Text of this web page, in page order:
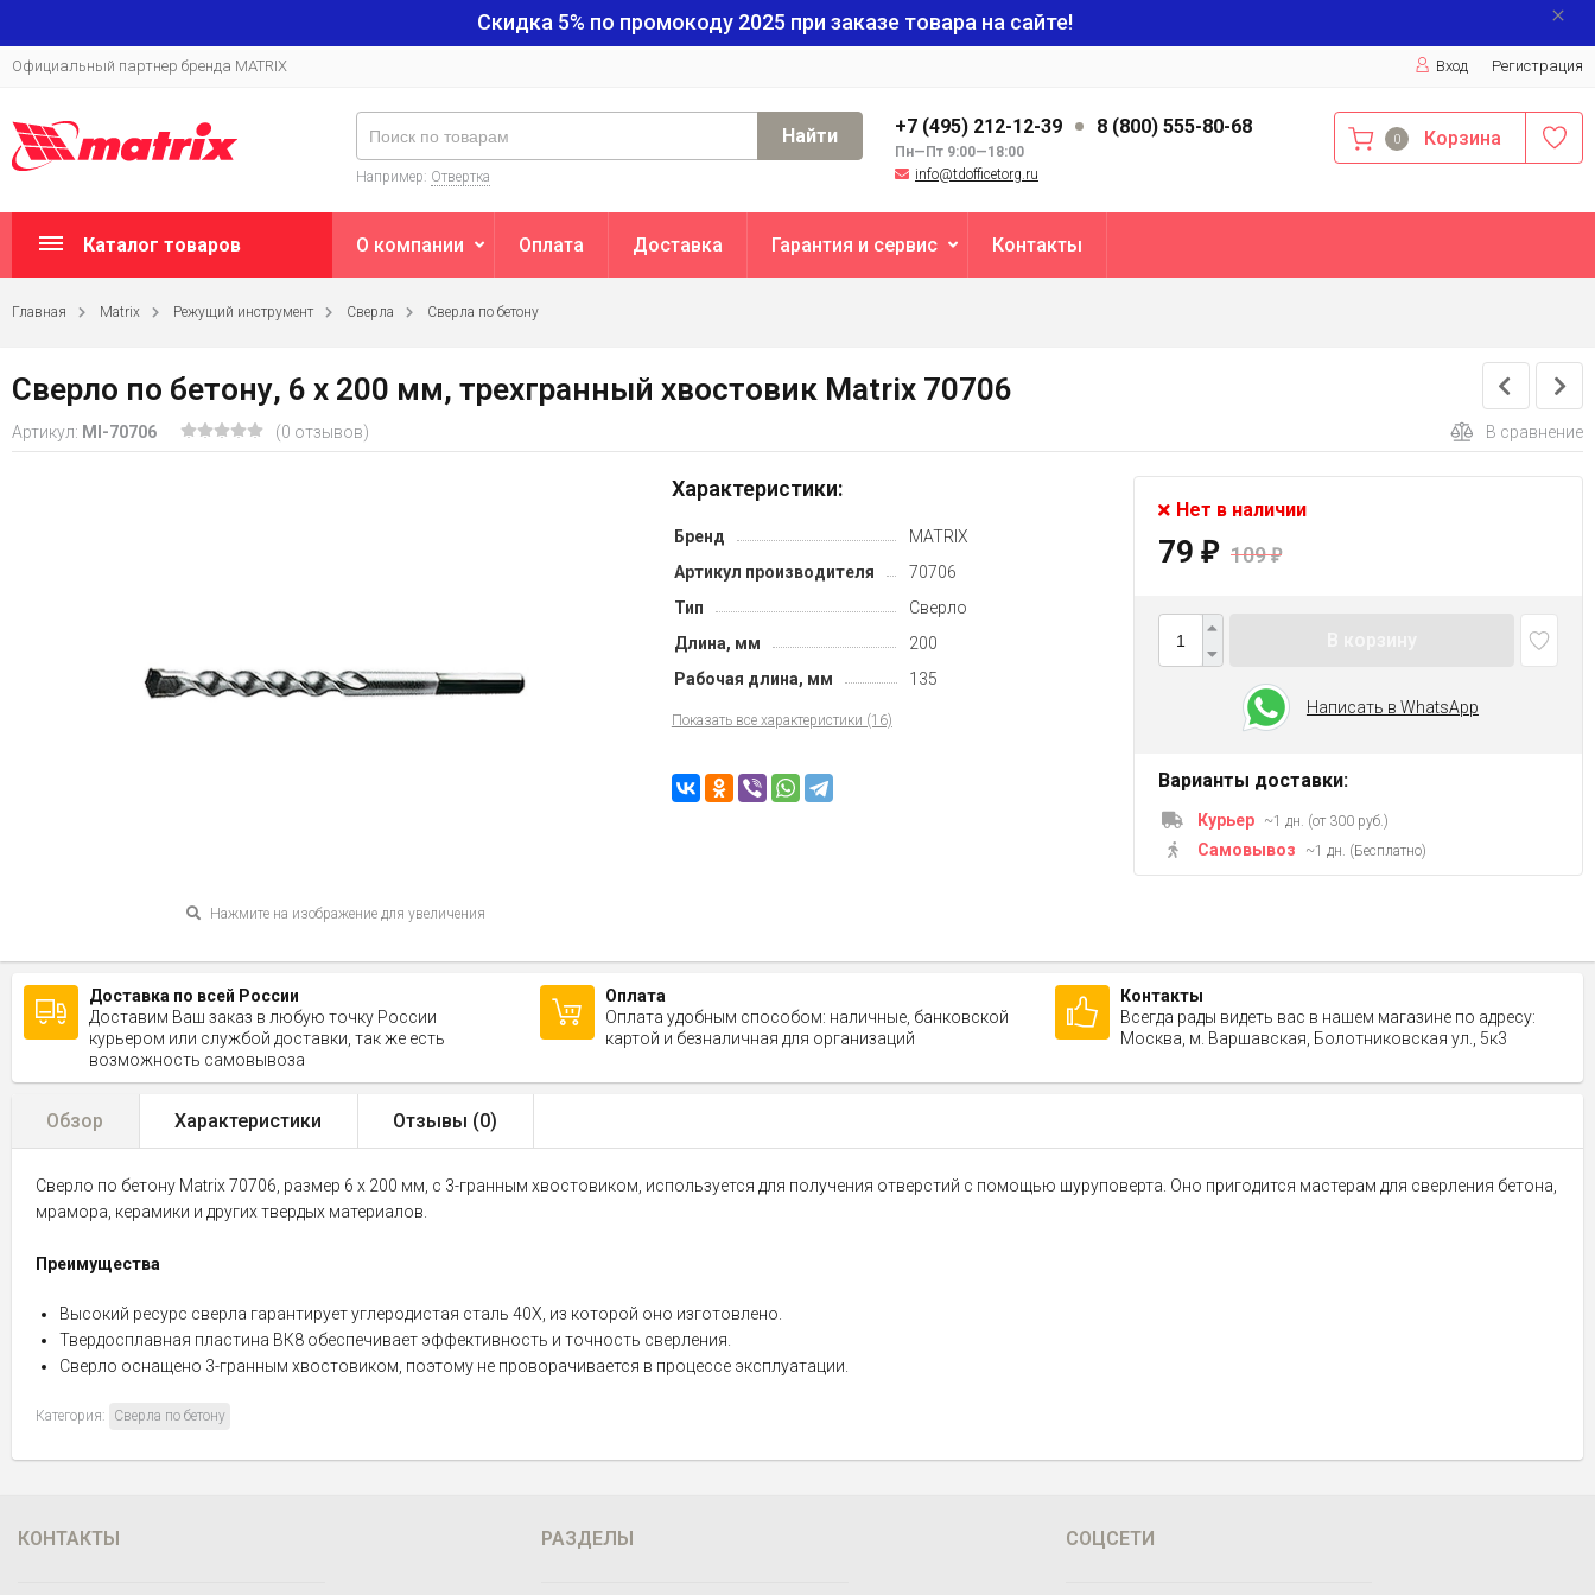
Скидка 5% по промокоду 2025 при заказе товара на сайте!
Официальный партнер бренда MATRIX Вход Регистрация
+7 (495) 212-12-39 8 (800) 555-80-68
Пн—Пт 9:00—18:00
info@tdofficetorg.ru
Найти
Например: Отвертка
0 Корзина
Каталог товаров О компании Оплата Доставка Гарантия и сервис Контакты
Главная Matrix Режущий инструмент Сверла Сверла по бетону
Сверло по бетону, 6 х 200 мм, трехгранный хвостовик Matrix 70706
Артикул: MI-70706 (0 отзывов) В сравнение
Нажмите на изображение для увеличения
Характеристики:
Бренд
MATRIX
Артикул производителя
70706
Тип
Сверло
Длина, мм
200
Рабочая длина, мм
135
Показать все характеристики (16)
Нет в наличии
79 ₽ 109₽
Написать в WhatsApp
Варианты доставки:
Курьер ~1 дн. (от 300 руб.)
Самовывоз ~1 дн. (Бесплатно)
Доставка по всей России
Доставим Ваш заказ в любую точку России
курьером или службой доставки, так же есть
возможность самовывоза
Оплата
Оплата удобным способом: наличные, банковской
картой и безналичная для организаций
Контакты
Всегда рады видеть вас в нашем магазине по адресу:
Москва, м. Варшавская, Болотниковская ул., 5к3
Обзор Характеристики Отзывы (0)
Сверло по бетону Matrix 70706, размер 6 х 200 мм, с 3-гранным хвостовиком, используется для получения отверстий с помощью шуруповерта. Оно пригодится мастерам для сверления бетона,
мрамора, керамики и других твердых материалов.
Преимущества
Высокий ресурс сверла гарантирует углеродистая сталь 40Х, из которой оно изготовлено.
Твердосплавная пластина ВК8 обеспечивает эффективность и точность сверления.
Сверло оснащено 3-гранным хвостовиком, поэтому не проворачивается в процессе эксплуатации.
Категория: Сверла по бетону
КОНТАКТЫ РАЗДЕЛЫ СОЦСЕТИ